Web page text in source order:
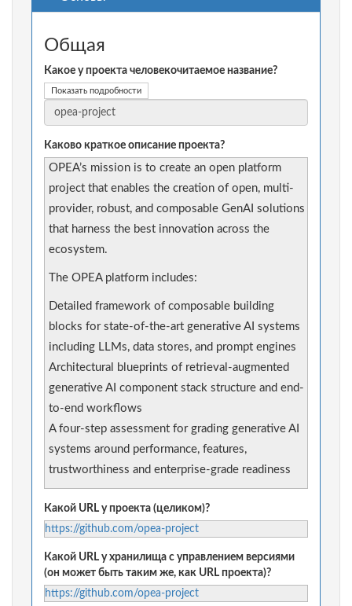
Общая
Какое у проекта человекочитаемое название?
Показать подробности
Каково краткое описание проекта?
OPEA’s mission is to create an open platform
project that enables the creation of open, multi-
provider, robust, and composable GenAI solutions
that harness the best innovation across the
ecosystem.
The OPEA platform includes:
Detailed framework of composable building
blocks for state-of-the-art generative AI systems
including LLMs, data stores, and prompt engines
Architectural blueprints of retrieval-augmented
generative AI component stack structure and end-
to-end workflows
A four-step assessment for grading generative AI
systems around performance, features,
trustworthiness and enterprise-grade readiness
Какой URL у проекта (целиком)?
https://github.com/opea-project
Какой URL у хранилища с управлением версиями
(он может быть таким же, как URL проекта)?
https://github.com/opea-project